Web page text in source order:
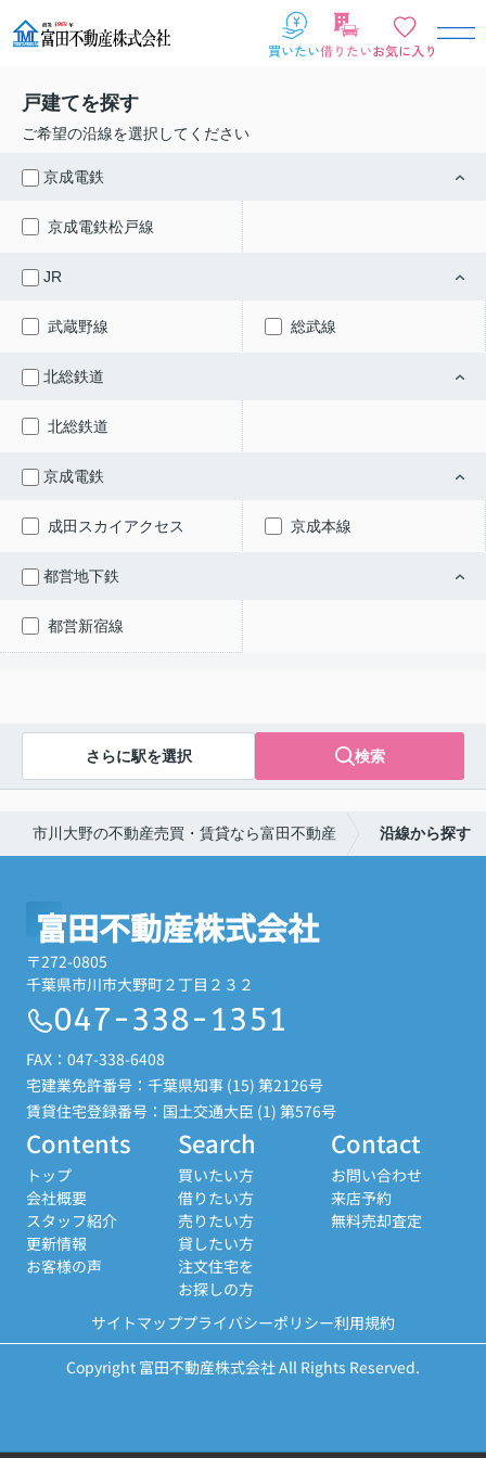
戸建てを探す
ご希望の沿線を選択してください
京成電鉄
京成電鉄松戸線
JR
武蔵野線 総武線
北総鉄道
北総鉄道
京成電鉄
成田スカイアクセス 京成本線
都営地下鉄
都営新宿線
さらに駅を選択 検索
市川大野の不動産売買・賃貸なら富田不動産 沿線から探す
富田不動産株式会社
〒272-0805
千葉県市川市大野町２丁目２３２
047-338-1351
FAX：047-338-6408
宅建業免許番号：千葉県知事 (15) 第2126号
賃貸住宅登録番号：国土交通大臣 (1) 第576号
Contents
トップ
会社概要
スタッフ紹介
更新情報
お客様の声
Search
買いたい方
借りたい方
売りたい方
貸したい方
注文住宅を
お探しの方
Contact
お問い合わせ
来店予約
無料売却査定
サイトマッププライバシーポリシー利用規約
Copyright 富田不動産株式会社 All Rights Reserved.